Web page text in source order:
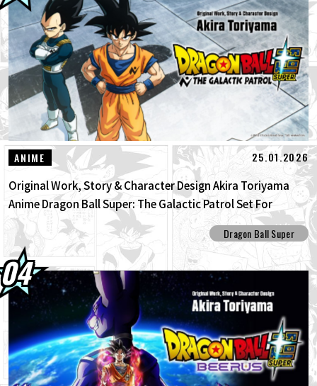
ANIME 25.01.2026
Original Work, Story & Character Design Akira Toriyama
Anime Dragon Ball Super: The Galactic Patrol Set For
Production!
Dragon Ball Super